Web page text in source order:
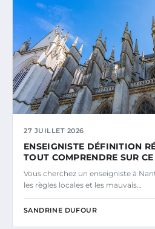
27 JUILLET 2026
ENSEIGNISTE DÉFINITION
TOUT COMPRENDRE SUR
Vous cherchez un enseigniste à
les règles locales et les mauvais…
SANDRINE DUFOUR